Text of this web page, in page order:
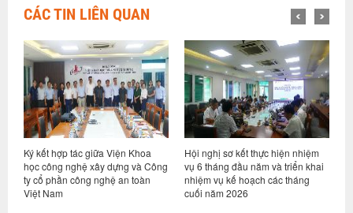
CÁC TIN LIÊN QUAN
Công
Hội nghị sơ kết thực hiện nhiệm
vụ 6 tháng đầu năm và triển khai
nhiệm vụ kế hoạch các tháng
cuối năm 2026
Viện Khoa học công nghệ xây
dựng và Tập đoàn Trần Đức ký
hợp tác nghiên cứu, phát triển
nền tảng tiêu chuẩn cho xây